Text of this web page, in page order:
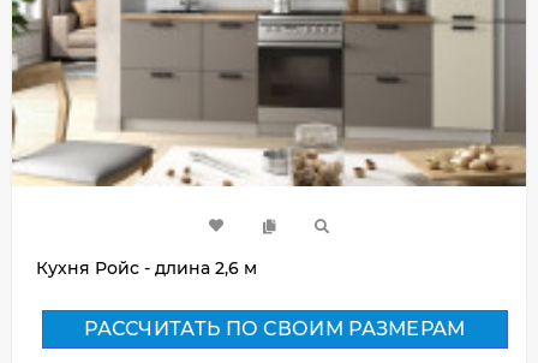
Кухня Ройс - длина 2,6 м
РАССЧИТАТЬ ПО СВОИМ РАЗМЕРАМ